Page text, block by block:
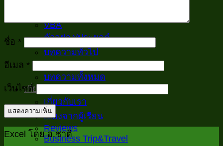
VBA
ตัวอย่าง/ประยุกต์
บทความทั่วไป
Inspiration
บทความทั้งหมด
เกี่ยวกับเรา
เกี่ยวกับเรา
เสียงจากผู้เรียน
Reviews
Business Trip&Travel
ชื่อ *
อีเมล *
เว็บไซต์
Excel โดย อ.ชาติ